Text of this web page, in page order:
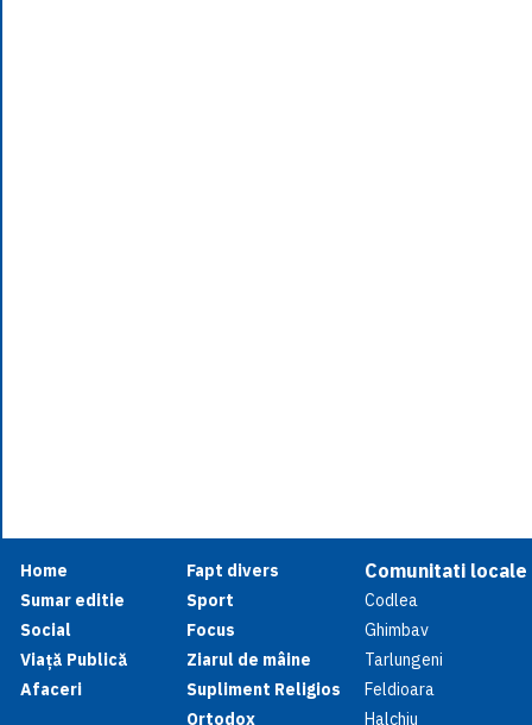
Home
Sumar editie
Social
Viață Publică
Afaceri
Fapt divers
Sport
Focus
Ziarul de mâine
Supliment Religios
Ortodox
Comunitati locale
Codlea
Ghimbav
Tarlungeni
Feldioara
Halchiu